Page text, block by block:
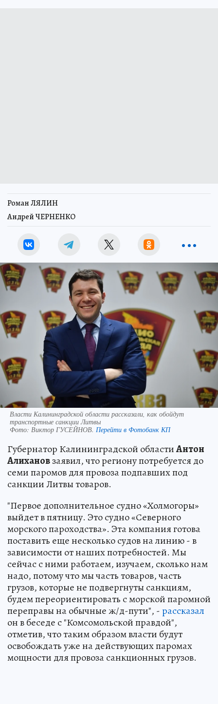
Роман ЛЯЛИН
Андрей ЧЕРНЕНКО
Власти Калининградской области рассказали, как обойдут
транспортные санкции Литвы
Фото: Виктор ГУСЕЙНОВ. Перейти в Фотобанк КП
Губернатор Калининградской областиАнтон
Алихановзаявил, что региону потребуется до
семи паромов для провоза подпавших под
санкции Литвы товаров.
"Первое дополнительное судно «Холмогоры»
выйдет в пятницу. Это судно «Северного
морского пароходства». Эта компания готова
поставить еще несколько судов на линию - в
зависимости от наших потребностей. Мы
сейчас с ними работаем, изучаем, сколько нам
надо, потому что мы часть товаров, часть
грузов, которые не подвергнуты санкциям,
будем переориентировать с морской паромной
переправы на обычные ж/д-пути", -рассказал
он в беседе с "Комсомольской правдой",
отметив, что таким образом власти будут
освобождать уже на действующих паромах
мощности для провоза санкционных грузов.